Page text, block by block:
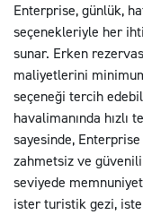
Enterprise, günlük,
seçenekleriyle her
sunar. Erken
maliyetlerini
seçeneği tercih
havalimanında
sayesinde,
zahmetsiz ve
seviyede
ister turistik gezi,